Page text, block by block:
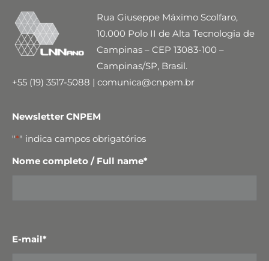
Rua Giuseppe Máximo Scolfaro,
10.000 Polo II de Alta Tecnologia de
Campinas – CEP 13083-100 –
Campinas/SP, Brasil.
+55 (19) 3517-5088 | comunica@cnpem.br
Newsletter CNPEM
"*" indica campos obrigatórios
Nome completo / Full name*
E-mail*